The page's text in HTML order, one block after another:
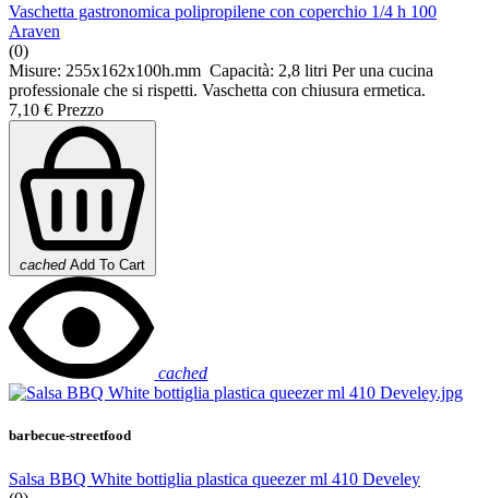
Vaschetta gastronomica polipropilene con coperchio 1/4 h 100
Araven
(0)
Misure: 255x162x100h.mm Capacità: 2,8 litri Per una cucina
professionale che si rispetti. Vaschetta con chiusura ermetica.
7,10 € Prezzo
cached Add To Cart
cached
barbecue-streetfood
Salsa BBQ White bottiglia plastica queezer ml 410 Develey